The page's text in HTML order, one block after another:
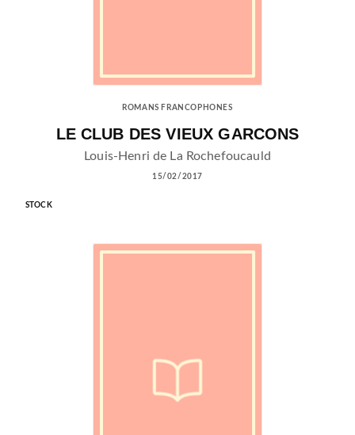
ROMANS FRANCOPHONES
LE CLUB DES VIEUX GARCONS
Louis-Henri de La Rochefoucauld
15/02/2017
STOCK